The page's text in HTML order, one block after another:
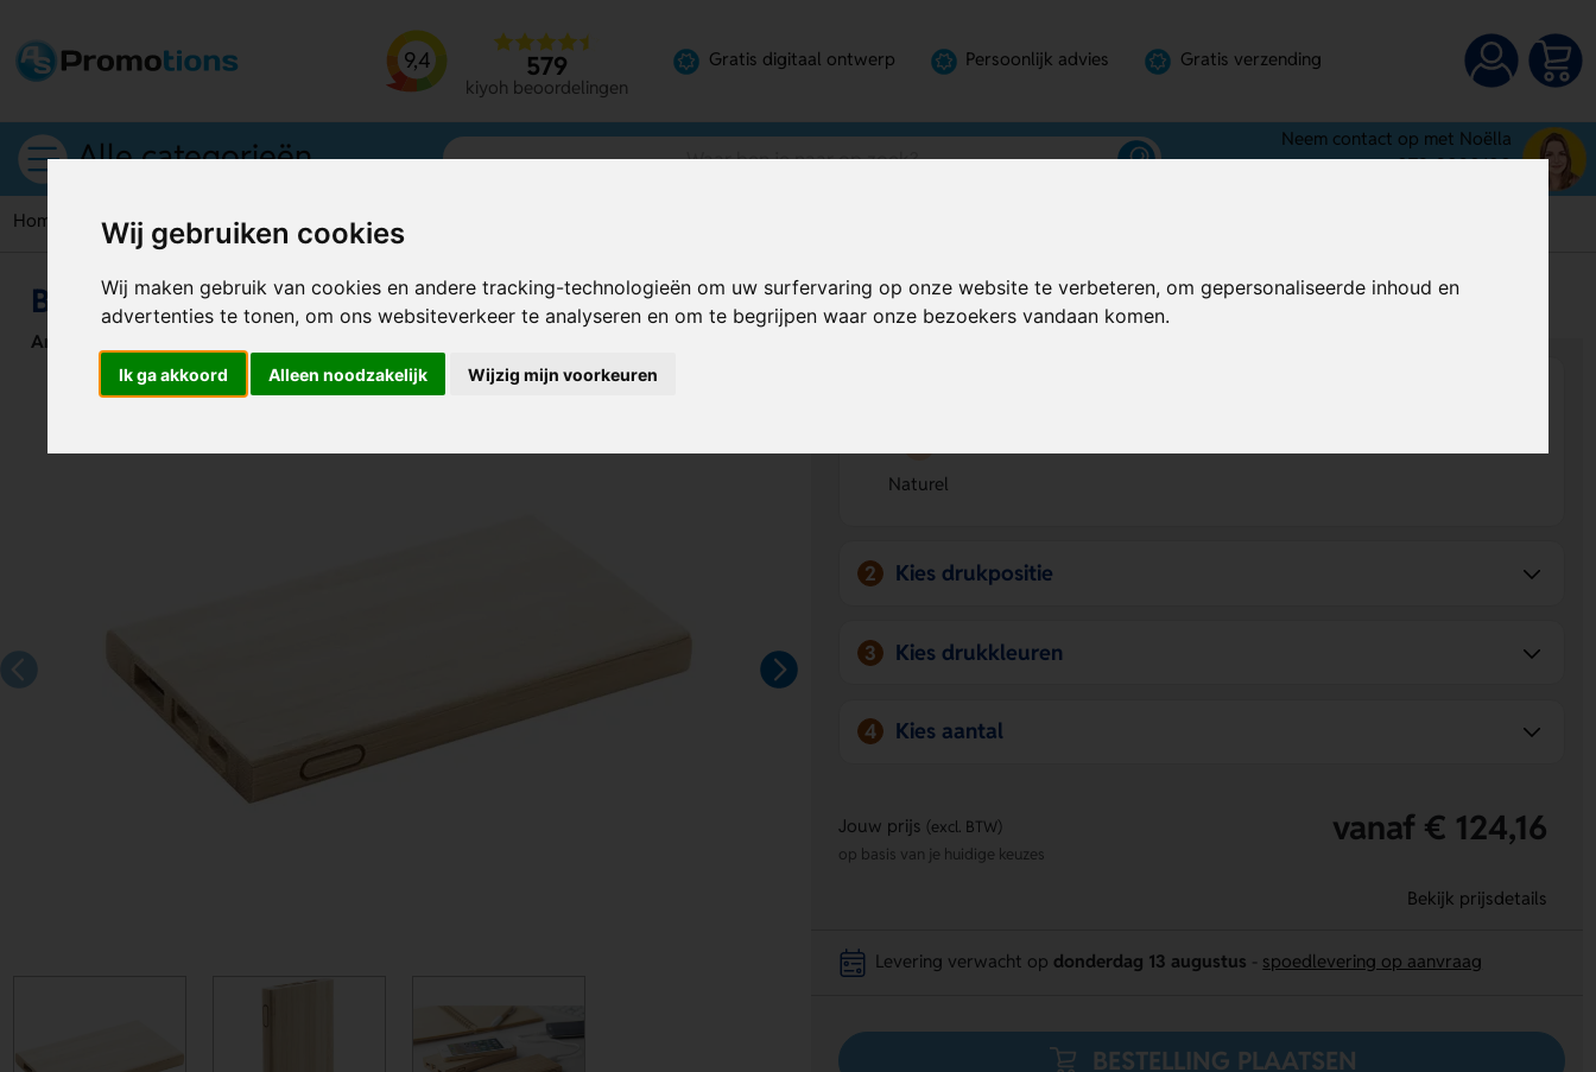
Wij gebruiken cookies
Wij maken gebruik van cookies en andere tracking-technologieën om uw surfervaring op onze website te verbeteren, om gepersonaliseerde inhoud en
advertenties te tonen, om ons websiteverkeer te analyseren en om te begrijpen waar onze bezoekers vandaan komen.
Ik ga akkoord Alleen noodzakelijk Wijzig mijn voorkeuren
9,4 579
kiyoh beoordelingen
Gratis digitaal ontwerp Persoonlijk advies Gratis verzending
Alle categorieën
Neem contact op met Noëlla
072-3030100
Home Powerbanks Booster Powerbank Natuurlijk
Booster Powerbank Natuurlijk
Artikelnummer:
Bereken mijn prijs Al vanaf€ 9,58per stuk (excl. BTW)
Naturel
2 Kies drukpositie
3 Kies drukkleuren
4 Kies aantal
Jouw prijs (excl. BTW) vanaf € 124,16
op basis van je huidige keuzes
Bekijk prijsdetails
Levering verwacht op donderdag 13 augustus spoedlevering op aanvraag
BESTELLING PLAATSEN